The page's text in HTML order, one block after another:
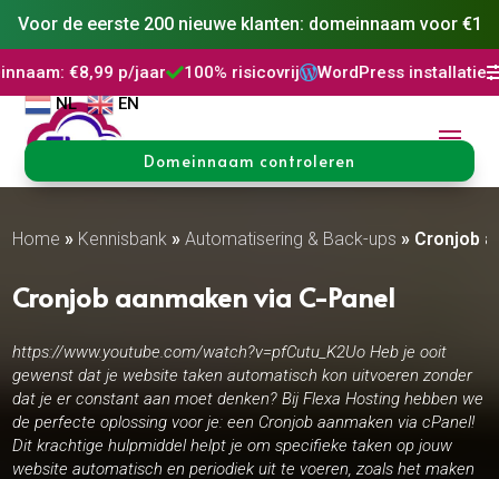
Voor de eerste 200 nieuwe klanten: domeinnaam voor €1
p/jaar100% risicovrij WordPress installatieDNS
NL
EN
Domeinnaam controleren
Home » Kennisbank »Automatisering & Back-ups » Cronjob
Cronjob aanmaken via C-Panel
https://www.youtube.com/watch?v=pfCutu_K2Uo Heb je ooit
gewenst dat je website taken automatisch kon uitvoeren zonder
dat je er constant aan moet denken? Bij Flexa Hosting hebben we
de perfecte oplossing voor je: een Cronjob aanmaken via cPanel!
Dit krachtige hulpmiddel helpt je om specifieke taken op jouw
website automatisch en periodiek uit te voeren, zoals het maken